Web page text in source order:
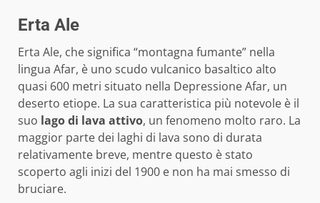
Erta Ale
Erta Ale, che significa “montagna fumante” nella
lingua Afar, è uno scudo vulcanico basaltico alto
quasi 600 metri situato nella Depressione Afar, un
deserto etiope. La sua caratteristica più notevole è il
suo lago di lava attivo, un fenomeno molto raro. La
maggior parte dei laghi di lava sono di durata
relativamente breve, mentre questo è stato
scoperto agli inizi del 1900 e non ha mai smesso di
bruciare.